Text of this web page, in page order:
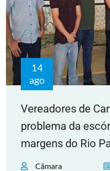
14
ago
Vereadores de
problema da
margens do Rio
Câmara